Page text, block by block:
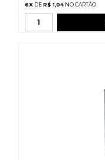
6X DE R$ 1,04